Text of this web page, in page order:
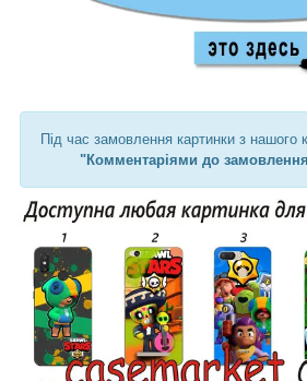
Під час замовлення картинки з нашого
"Комментаріями до